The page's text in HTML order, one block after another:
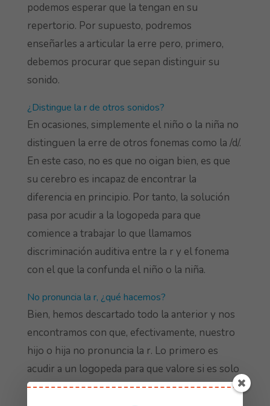
podemos esperar que la tengan en su
repertorio. Por supuesto, podremos
enseñarles a articular la erre pero, primero,
debemos procurar que sepan distinguir su
sonido.
¿Distingue la r de otros sonidos?
En ocasiones, simplemente el niño o la niña no
distinguen la erre de otros fonemas como la /d/.
En este caso, no es que no oigan bien, es que
su cerebro es incapaz de encontrar la
diferencia en principio. Por tanto, la solución
pasa por acudir a la logopeda para que
comience a trabajar lo que llamamos
discriminación auditiva entre la r y el fonema
con el que la confunda el niño o la niña.
No pronuncia la r, ¿qué hacemos?
Bien, hemos descartado todo la anterior y nos
encontramos con que, efectivamente, nuestro
hijo o hija no pronuncia la r. Lo primero es
acudir a un logopeda para que valore si es solo
la r, o se nos ha escapado algún fonema más y